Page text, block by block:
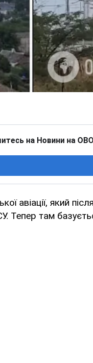
на Новини на
авіації, який після
Тепер там